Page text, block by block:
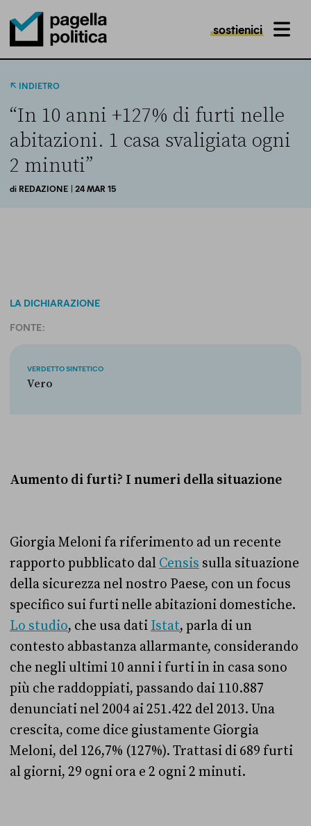
Pagella Politica Logo
sostienici MENU
INDIETRO
“In 10 anni +127% di furti nelle
abitazioni. 1 casa svaligiata ogni
2 minuti”
di REDAZIONE | 24 MAR 15
LA DICHIARAZIONE
FONTE:
VERDETTO SINTETICO
Vero
Aumento di furti? I numeri della situazione
Giorgia Meloni fa riferimento ad un recente
rapporto pubblicato dal Censis sulla situazione
della sicurezza nel nostro Paese, con un focus
specifico sui furti nelle abitazioni domestiche.
Lo studio, che usa dati Istat, parla di un
contesto abbastanza allarmante, considerando
che negli ultimi 10 anni i furti in in casa sono
più che raddoppiati, passando dai 110.887
denunciati nel 2004 ai 251.422 del 2013. Una
crescita, come dice giustamente Giorgia
Meloni, del 126,7% (127%). Trattasi di 689 furti
al giorni, 29 ogni ora e 2 ogni 2 minuti.